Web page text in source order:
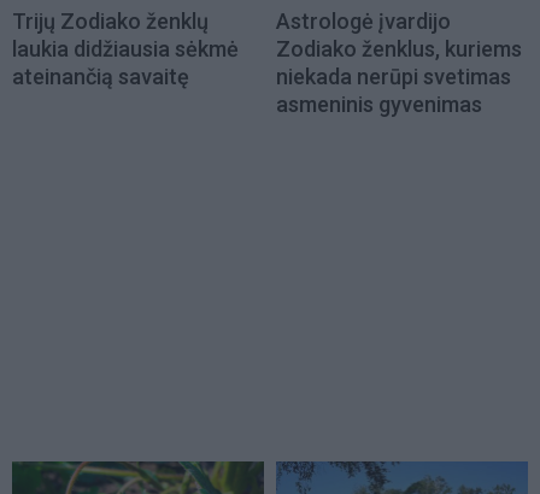
Trijų Zodiako ženklų
laukia didžiausia sėkmė
ateinančią savaitę
Astrologė įvardijo
Zodiako ženklus, kuriems
niekada nerūpi svetimas
asmeninis gyvenimas